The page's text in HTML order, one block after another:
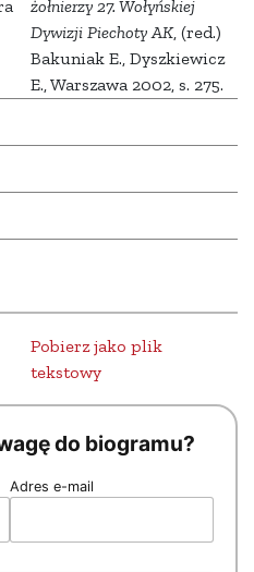
żołnierzy 27. Wołyńskiej
Dywizji Piechoty AK, (red.)
Bakuniak E., Dyszkiewicz
E., Warszawa 2002, s. 275.
Pobierz jako plik
tekstowy
do biogramu?
Adres e-mail